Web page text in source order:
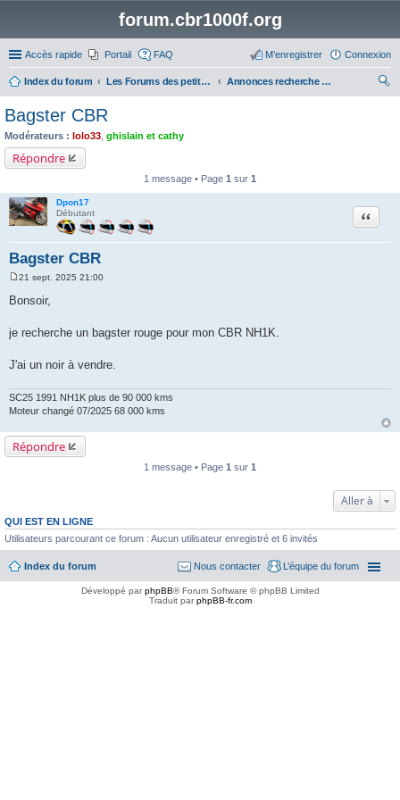
forum.cbr1000f.org
Accès rapide Portail FAQ Connexion
M’enregistrer
Index du forum Les Forums des petites annonces
Annonces recherche pièces
Bagster CBR
Modérateurs : lolo33 ghislain et cathy
Répondre
1 message • Page 1 sur 1
Dpon17
Débutant
Bagster CBR
Citation
s
g
21 sept. 2025 21:00
Bonsoir,
je recherche un bagster rouge pour mon CBR NH1K.
J'ai un noir à vendre.
SC25 1991 NH1K plus de 90 000 kms
Moteur changé 07/2025 68 000 kms
Répondre
1 message • Page 1 sur 1
Aller à
QUI EST EN LIGNE
Utilisateurs parcourant ce forum : Aucun utilisateur enregistré et 6 invités
Index du forum L’équipe du forum
Nous contacter
Développé parphpBB® Forum Software © phpBB Limited
Traduit parphpBB-fr.com